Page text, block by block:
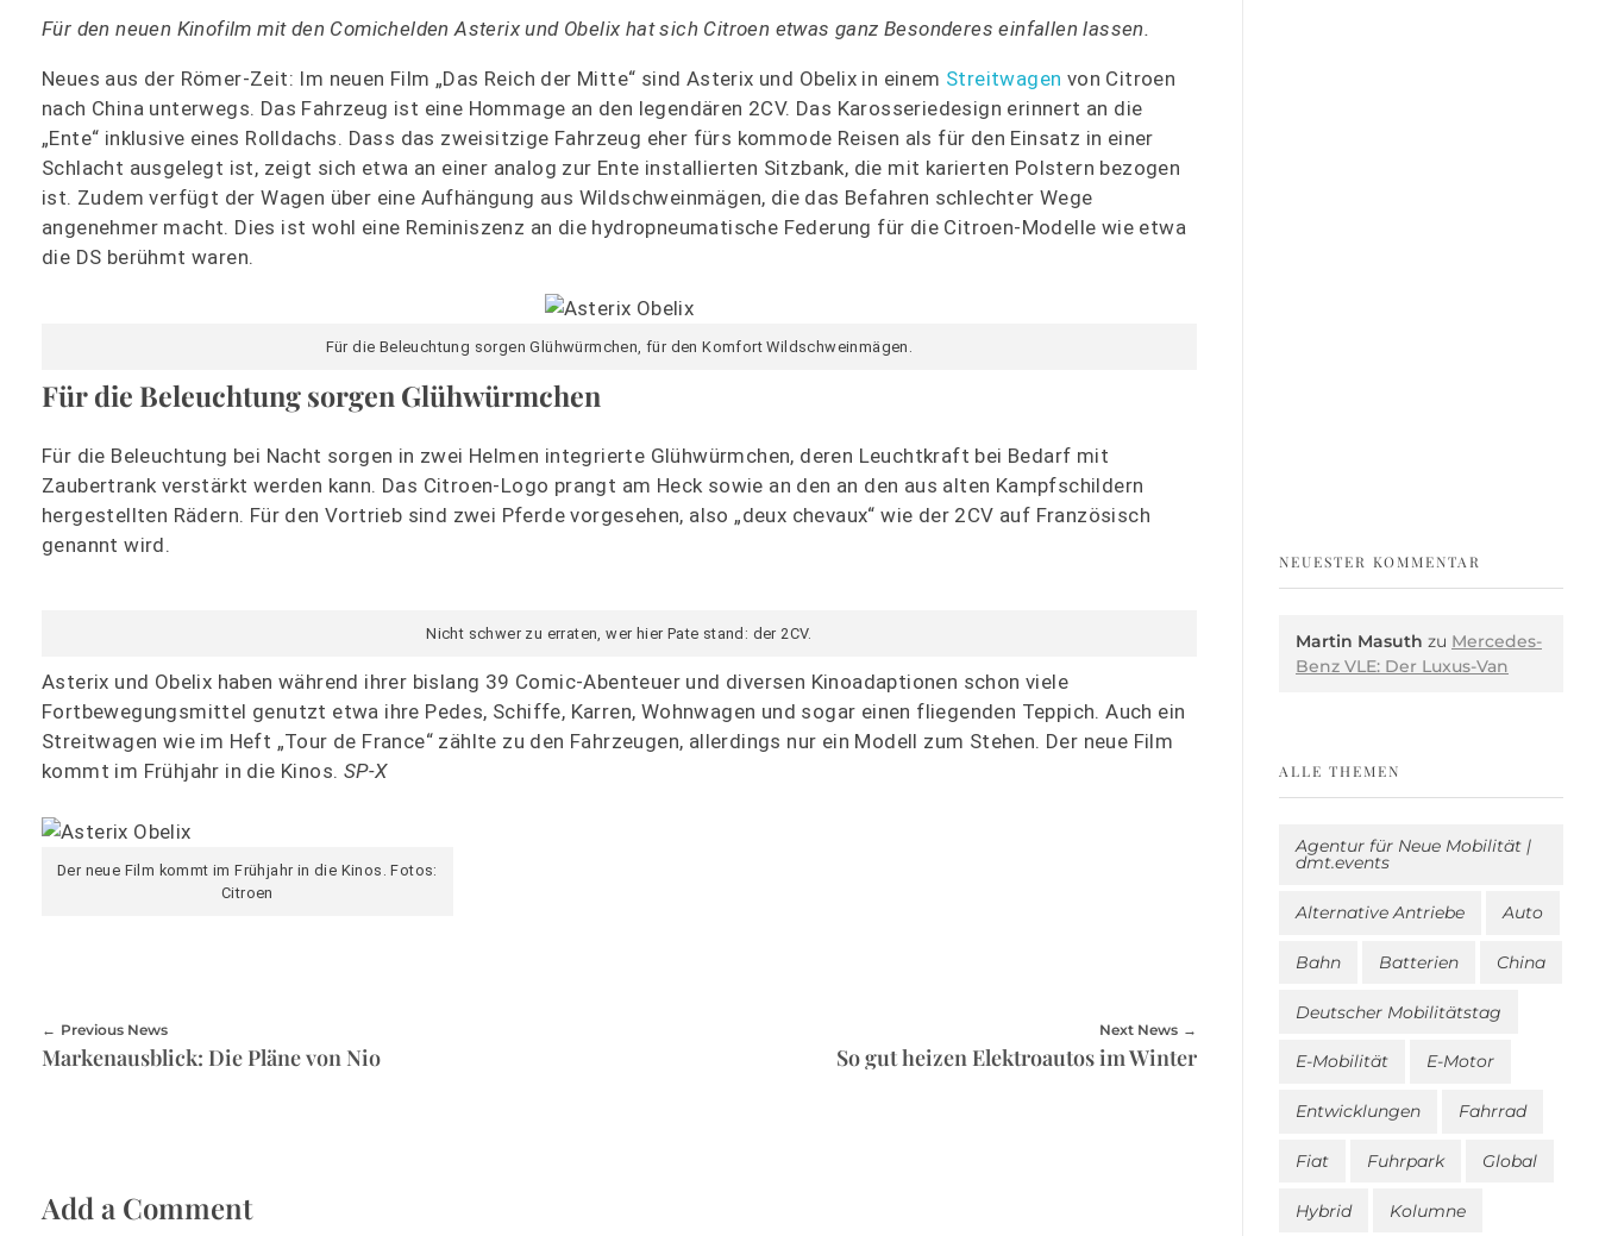
Für den neuen Kinofilm mit den Comichelden Asterix und Obelix hat sich Citroen etwas ganz Besonderes einfallen lassen.
Neues aus der Römer-Zeit: Im neuen Film „Das Reich der Mitte“ sind Asterix und Obelix in einem Streitwagen von Citroen
nach China unterwegs. Das Fahrzeug ist eine Hommage an den legendären 2CV. Das Karosseriedesign erinnert an die
„Ente“ inklusive eines Rolldachs. Dass das zweisitzige Fahrzeug eher fürs kommode Reisen als für den Einsatz in einer
Schlacht ausgelegt ist, zeigt sich etwa an einer analog zur Ente installierten Sitzbank, die mit karierten Polstern bezogen
ist. Zudem verfügt der Wagen über eine Aufhängung aus Wildschweinmägen, die das Befahren schlechter Wege
angenehmer macht. Dies ist wohl eine Reminiszenz an die hydropneumatische Federung für die Citroen-Modelle wie etwa
die DS berühmt waren.
Für die Beleuchtung sorgen Glühwürmchen, für den Komfort Wildschweinmägen.
Für die Beleuchtung sorgen Glühwürmchen
Für die Beleuchtung bei Nacht sorgen in zwei Helmen integrierte Glühwürmchen, deren Leuchtkraft bei Bedarf mit
Zaubertrank verstärkt werden kann. Das Citroen-Logo prangt am Heck sowie an den an den aus alten Kampfschildern
hergestellten Rädern. Für den Vortrieb sind zwei Pferde vorgesehen, also „deux chevaux“ wie der 2CV auf Französisch
genannt wird.
Nicht schwer zu erraten, wer hier Pate stand: der 2CV.
Asterix und Obelix haben während ihrer bislang 39 Comic-Abenteuer und diversen Kinoadaptionen schon viele
Fortbewegungsmittel genutzt etwa ihre Pedes, Schiffe, Karren, Wohnwagen und sogar einen fliegenden Teppich. Auch ein
Streitwagen wie im Heft „Tour de France“ zählte zu den Fahrzeugen, allerdings nur ein Modell zum Stehen. Der neue Film
kommt im Frühjahr in die Kinos. SP-X
Der neue Film kommt im Frühjahr in die Kinos. Fotos:
Citroen
Previous News
Markenausblick: Die Pläne von Nio
Next News
So gut heizen Elektroautos im Winter
Add a Comment
NEUESTER KOMMENTAR
Martin Masuth zu Mercedes-
Benz VLE: Der Luxus-Van
ALLE THEMEN
Agentur für Neue Mobilität |
dmt.events
Alternative Antriebe Auto
Bahn Batterien China
Deutscher Mobilitätstag
E-Mobilität E-Motor
Entwicklungen Fahrrad
Fiat Fuhrpark Global
Hybrid Kolumne